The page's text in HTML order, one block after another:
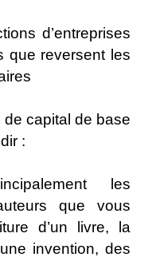
d’entreprises
que reversent les
capital de base
:
les
que vous
d’un livre, la
invention, des